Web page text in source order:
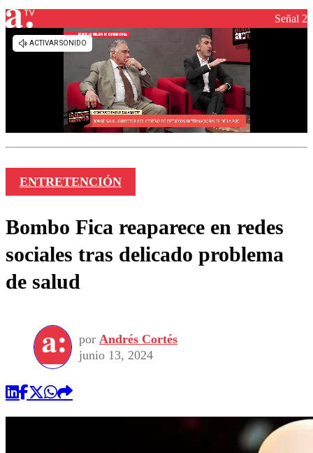
Señal 2
ENTRETENCIÓN
Bombo Fica reaparece en redes
sociales tras delicado problema
de salud
por Andrés Cortés
junio 13, 2024